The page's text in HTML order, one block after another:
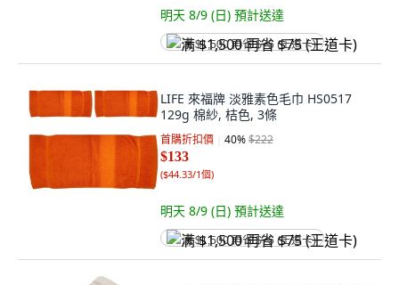
明天 8/9 (日) 預計送達
满 $1,500 再省 $75 (王道卡)
LIFE 來福牌 淡雅素色毛巾 HS0517
129g 棉紗, 桔色, 3條
首購折扣價 40%$222
$133
($44.33/1個)
明天 8/9 (日) 預計送達
满 $1,500 再省 $75 (王道卡)